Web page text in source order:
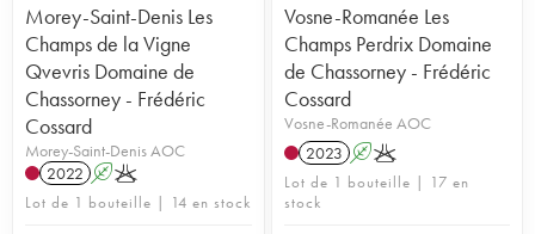
Morey-Saint-Denis Les
Champs de la Vigne
Qvevris Domaine de
Chassorney - Frédéric
Cossard
Morey-Saint-Denis AOC
2022 AK
Lot de 1 bouteille | 14 en stock
Vosne-Romanée Les
Champs Perdrix Domaine
de Chassorney - Frédéric
Cossard
Vosne-Romanée AOC
2023 AK
Lot de 1 bouteille | 17 en
stock